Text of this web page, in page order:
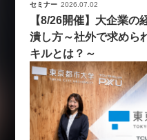
セミナー 2026.07.02
【8/26開催】大企業の
潰し方～社外で求めら
キルとは？～